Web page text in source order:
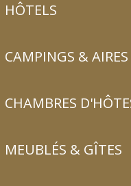
HÔTELS
CAMPINGS &
CHAMBRES
MEUBLÉS & GÎTES
SAINT-SAUVEUR
Saint-Sauveur
!